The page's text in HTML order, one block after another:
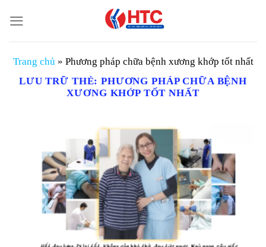
đến
nội
dungTrang chủ » Phương pháp chữa bệnh xương khớp tốt nhất
LƯU TRỮ THẺ:PHƯƠNG PHÁP CHỮA BỆNH
XƯƠNG KHỚP TỐT NHẤT